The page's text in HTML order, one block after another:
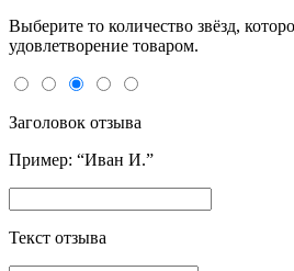
Выберите то количество звёзд,
удовлетворение товаром.
Заголовок отзыва
Пример: “Иван И.”
Текст отзыва